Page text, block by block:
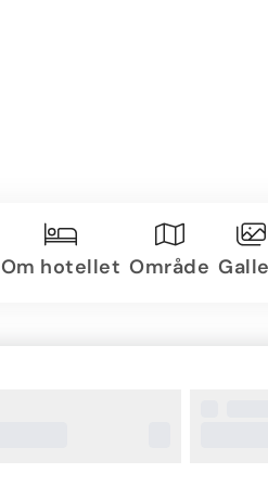
Om hotellet Område